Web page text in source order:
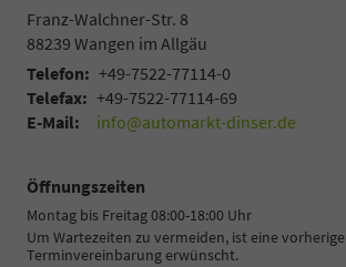
Franz-Walchner-Str. 8
88239 Wangen im Allgäu
Telefon: +49-7522-77114-0
Telefax: +49-7522-77114-69
E-Mail:
info@automarkt-dinser.de
Öffnungszeiten
Montag bis Freitag 08:00-18:00 Uhr
Um Wartezeiten zu vermeiden, ist eine vorherige
Terminvereinbarung erwünscht.